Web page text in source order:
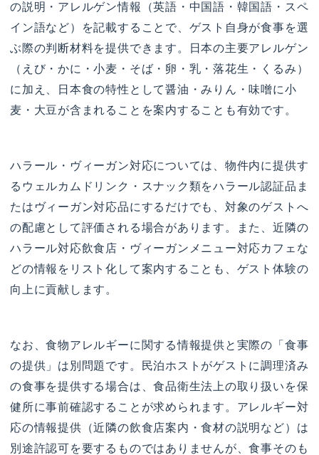
の説明・アレルゲン情報（英語・中国語・韓国語・スペ
イン語など）を記載することで、ゲスト自身が食事を選
ぶ際の判断材料を提供できます。日本の主要アレルゲン
（えび・かに・小麦・そば・卵・乳・落花生・くるみ）
に加え、日本食の特性として醤油・みりん・味噌に小
麦・大豆が含まれることを案内することも有効です。
ハラール・ヴィーガン対応については、物件内に提供す
るウェルカムドリンク・スナック類をハラール認証品ま
たはヴィーガン対応品にするだけでも、対象のゲストへ
の配慮として評価される場合があります。また、近隣の
ハラール対応飲食店・ヴィーガンメニュー対応カフェな
どの情報をリスト化して案内することも、ゲスト体験の
向上に貢献します。
なお、食物アレルギーに関する情報提供と実際の「食事
の提供」は別問題です。民泊ホストがゲストに調理済み
の食事を提供する場合は、食品衛生法上の取り扱いを保
健所に事前確認することが求められます。アレルギー対
応の情報提供（近隣の飲食店案内・食材の説明など）は
別途許認可を要するものではありませんが、食事そのも